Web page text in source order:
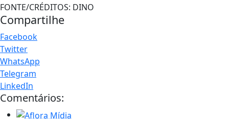
FONTE/CRÉDITOS: DINO
Compartilhe
Facebook
Twitter
WhatsApp
Telegram
LinkedIn
Comentários: